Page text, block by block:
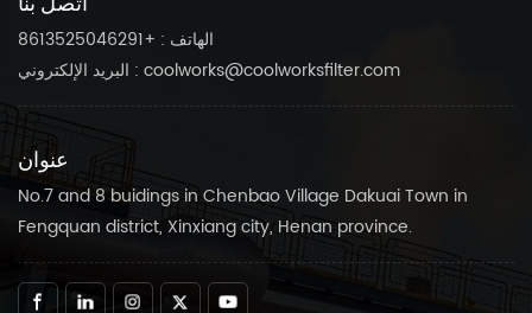
الهاتف : +8613525046291
البريد الإلكتروني : coolworks@coolworksfilter.com
عنوان
No.7 and 8 buidings in Chenbao Village Dakuai Town in
Fengquan district, Xinxiang city, Henan province.